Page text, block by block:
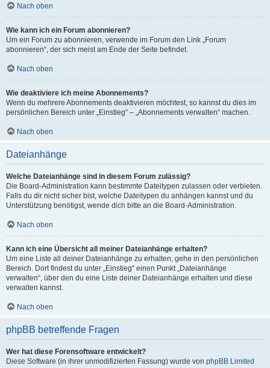
Nach oben
Wie kann ich ein Forum abonnieren?
Um ein Forum zu abonnieren, verwende im Forum den Link „Forum
abonnieren“, der sich meist am Ende der Seite befindet.
Nach oben
Wie deaktiviere ich meine Abonnements?
Wenn du mehrere Abonnements deaktivieren möchtest, so kannst du dies im
persönlichen Bereich unter „Einstieg“ – „Abonnements verwalten“ machen.
Nach oben
Dateianhänge
Welche Dateianhänge sind in diesem Forum zulässig?
Die Board-Administration kann bestimmte Dateitypen zulassen oder verbieten.
Falls du dir nicht sicher bist, welche Dateitypen du anhängen kannst und du
Unterstützung benötigst, wende dich bitte an die Board-Administration.
Nach oben
Kann ich eine Übersicht all meiner Dateianhänge erhalten?
Um eine Liste all deiner Dateianhänge zu erhalten, gehe in den persönlichen
Bereich. Dort findest du unter „Einstieg“ einen Punkt „Dateianhänge
verwalten“, über den du eine Liste deiner Dateianhänge erhalten und diese
verwalten kannst.
Nach oben
phpBB betreffende Fragen
Wer hat diese Forensoftware entwickelt?
Diese Software (in ihrer unmodifizierten Fassung) wurde von phpBB Limited